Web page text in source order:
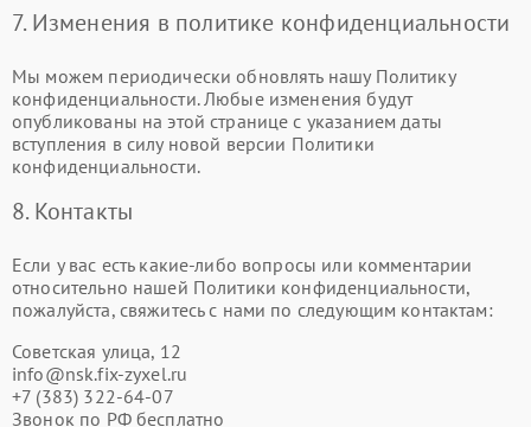
7. Изменения в политике конфиденциальности
Мы можем периодически обновлять нашу Политику
конфиденциальности. Любые изменения будут
опубликованы на этой странице с указанием даты
вступления в силу новой версии Политики
конфиденциальности.
8. Контакты
Если у вас есть какие-либо вопросы или комментарии
относительно нашей Политики конфиденциальности,
пожалуйста, свяжитесь с нами по следующим контактам:
Советская улица, 12
info@nsk.fix-zyxel.ru
+7 (383) 322-64-07
Звонок по РФ бесплатно